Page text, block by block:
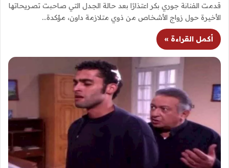
قدمت الفنانة جوري بكر اعتذارًا بعد حالة الجدل التي صاحبت تصريحاتها
الأخيرة حول زواج الأشخاص من ذوي متلازمة داون، مؤكدة…
أكمل القراءة »